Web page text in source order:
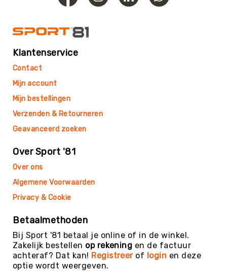
Zwemmen
Sportballen
Floorball
Golfballen
Handballen
Honkballen
Korfballen
Rugbyballen
Tennisballen
Voetballen
Klantenservice
Contact
Mijn account
Mijn bestellingen
Verzenden & Retourneren
Geavanceerd zoeken
Over Sport '81
Over ons
Algemene Voorwaarden
Privacy & Cookie
Betaalmethoden
Bij Sport '81 betaal je online of in de winkel.
Zakelijk bestellen op rekening en de factuur
achteraf? Dat kan! Registreerof login en deze
optie wordt weergeven.